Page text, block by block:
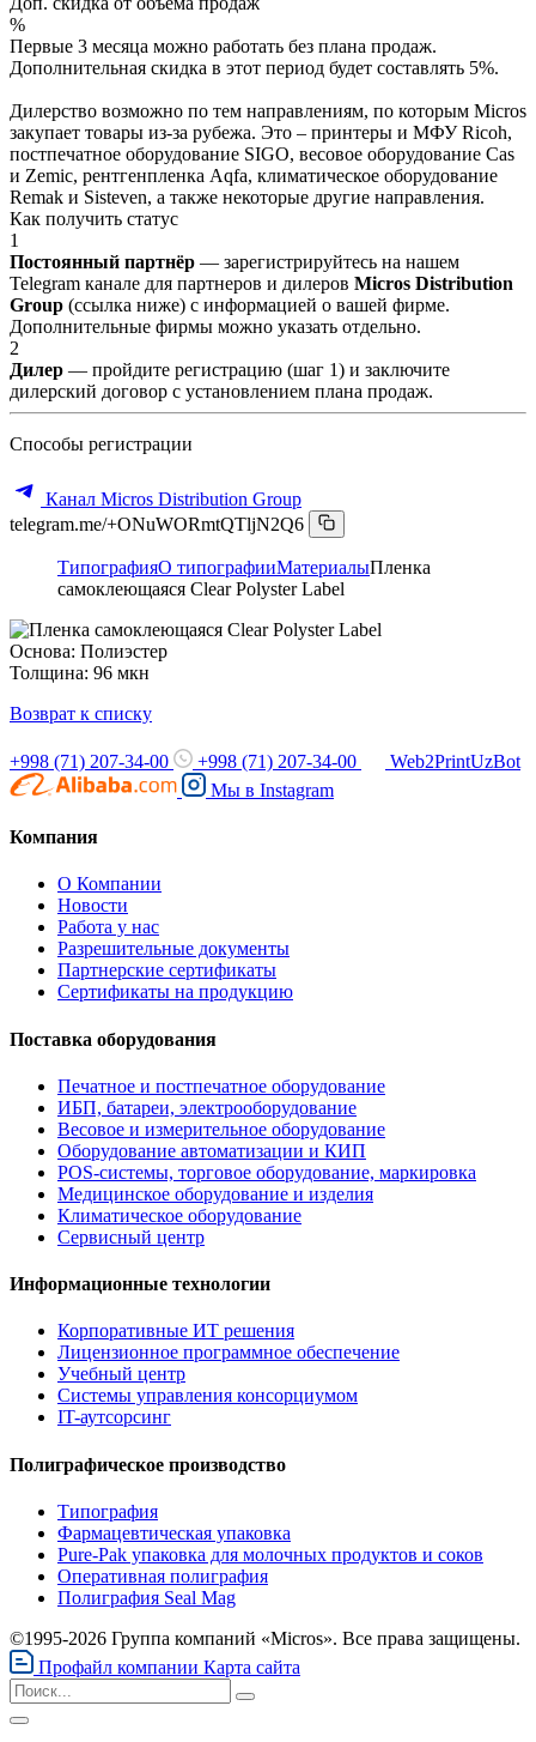
%
Первые 3 месяца можно работать без плана продаж.
Дополнительная скидка в этот период будет составлять 5%.
Дилерство возможно по тем направлениям, по которым Micros
закупает товары из-за рубежа. Это – принтеры и МФУ Ricoh,
постпечатное оборудование SIGO, весовое оборудование Cas
и Zemic, рентгенпленка Aqfa, климатическое оборудование
Remak и Sisteven, а также некоторые другие направления.
Как получить статус
1
Постоянный партнёр — зарегистрируйтесь на нашем
Telegram канале для партнеров и дилеров Micros Distribution
Group (ссылка ниже) с информацией о вашей фирме.
Дополнительные фирмы можно указать отдельно.
2
Дилер — пройдите регистрацию (шаг 1) и заключите
дилерский договор с установлением плана продаж.
Способы регистрации
Канал Micros Distribution Group
telegram.me/+ONuWORmtQTljN2Q6
ТипографияО типографииМатериалыПленка
самоклеющаяся Clear Polyster Label
Основа: Полиэстер
Толщина: 96 мкн
Возврат к списку
+998 (71) 207-34-00 +998 (71) 207-34-00
Web2PrintUzBot
Мы в Instagram
Компания
О Компании
Новости
Работа у нас
Разрешительные документы
Партнерские сертификаты
Сертификаты на продукцию
Поставка оборудования
Печатное и постпечатное оборудование
ИБП, батареи, электрооборудование
Весовое и измерительное оборудование
Оборудование автоматизации и КИП
POS-системы, торговое оборудование, маркировка
Медицинское оборудование и изделия
Климатическое оборудование
Сервисный центр
Информационные технологии
Корпоративные ИТ решения
Лицензионное программное обеспечение
Учебный центр
Системы управления консорциумом
IT-аутсорсинг
Полиграфическое производство
Типография
Фармацевтическая упаковка
Pure-Pak упаковка для молочных продуктов и соков
Оперативная полиграфия
Полиграфия Seal Mag
©1995-2026 Группа компаний «Micros». Все права защищены.
Профайл компании Карта сайта